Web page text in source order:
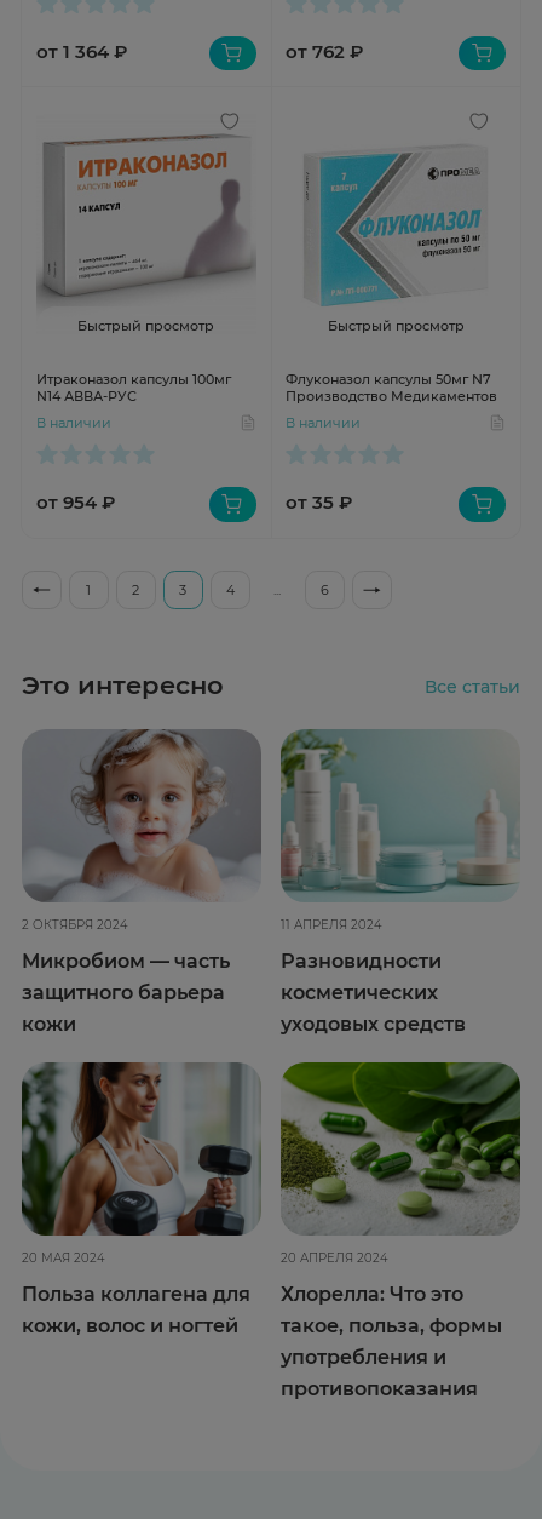
от 1 364 ₽ от 762 ₽
Быстрый просмотр
Итраконазол капсулы 100мг
N14 АВВА-РУС
В наличии
от 954 ₽
Быстрый просмотр
Флуконазол капсулы 50мг N7
Производство Медикаментов
В наличии
от 35 ₽
1 2 3 4 ... 6
Это интересно Все статьи
2 ОКТЯБРЯ 2024
Микробиом — часть
защитного барьера
кожи
11 АПРЕЛЯ 2024
Разновидности
косметических
уходовых средств
20 МАЯ 2024
Польза коллагена для
кожи, волос и ногтей
20 АПРЕЛЯ 2024
Хлорелла: Что это
такое, польза, формы
употребления и
противопоказания